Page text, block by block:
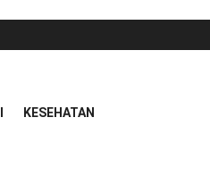
KESEHATAN